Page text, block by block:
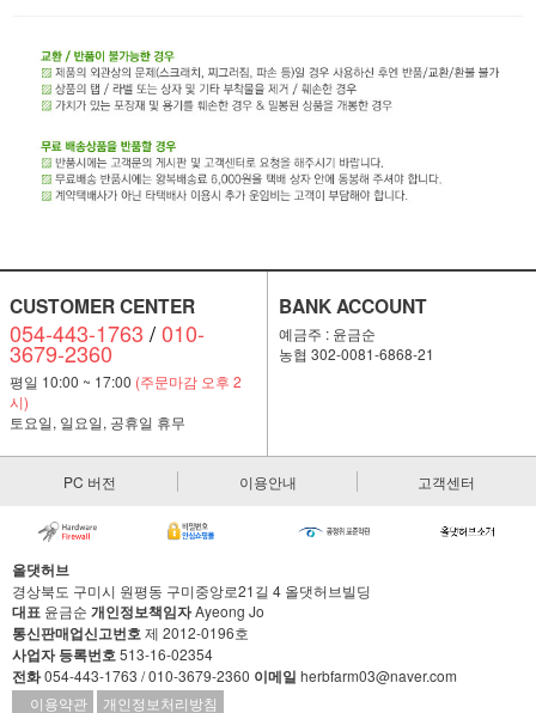
CUSTOMER CENTER
054-443-1763 /010-
3679-2360
평일 10:00 ~ 17:00 (주문마감 오후 2
시)
토요일, 일요일, 공휴일 휴무
BANK ACCOUNT
예금주 : 윤금순
농협 302-0081-6868-21
PC 버전 이용안내 고객센터
올댓허브
경상북도 구미시 원평동 구미중앙로21길 4 올댓허브빌딩
대표 윤금순 개인정보책임자Ayeong Jo
통신판매업신고번호 제 2012-0196호
사업자 등록번호 513-16-02354
전화054-443-1763 / 010-3679-2360 이메일 herbfarm03@naver.com
이용약관
개인정보처리방침